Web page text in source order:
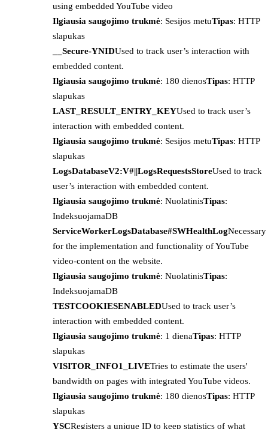
using embedded YouTube video
Ilgiausia saugojimo trukmė: Sesijos metuTipas: HTTP
slapukas
__Secure-YNIDUsed to track user’s interaction with
embedded content.
Ilgiausia saugojimo trukmė: 180 dienosTipas: HTTP
slapukas
LAST_RESULT_ENTRY_KEYUsed to track user’s
interaction with embedded content.
Ilgiausia saugojimo trukmė: Sesijos metuTipas: HTTP
slapukas
LogsDatabaseV2:V#||LogsRequestsStoreUsed to track
user’s interaction with embedded content.
Ilgiausia saugojimo trukmė: NuolatinisTipas:
IndeksuojamaDB
ServiceWorkerLogsDatabase#SWHealthLogNecessary
for the implementation and functionality of YouTube
video-content on the website.
Ilgiausia saugojimo trukmė: NuolatinisTipas:
IndeksuojamaDB
TESTCOOKIESENABLEDUsed to track user’s
interaction with embedded content.
Ilgiausia saugojimo trukmė: 1 dienaTipas: HTTP
slapukas
VISITOR_INFO1_LIVETries to estimate the users'
bandwidth on pages with integrated YouTube videos.
Ilgiausia saugojimo trukmė: 180 dienosTipas: HTTP
slapukas
YSCRegisters a unique ID to keep statistics of what